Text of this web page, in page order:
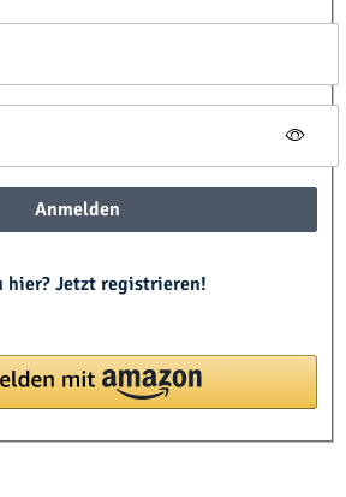
Anmelden
hier? Jetzt registrieren!